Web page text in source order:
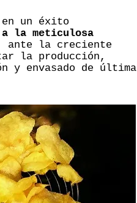
un éxito
la meticulosa
ante la creciente
la producción,
y envasado de última